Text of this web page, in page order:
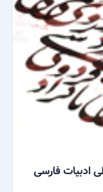
ادبیات فارسی